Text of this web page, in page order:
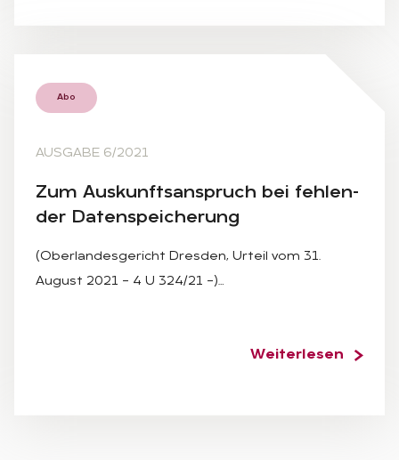
Abo
AUSGABE 6/2021
Zum Aus­kunfts­an­spruch bei feh­len­
der Da­ten­spei­che­rung
(Oberlandesgericht Dresden, Urteil vom 31.
August 2021 – 4 U 324/21 –)…
Weiterlesen